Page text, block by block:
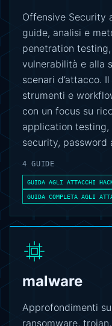
Offensive Security
guide, analisi e
penetration
vulnerabilità e alla
scenari d’attacco.
strumenti e
con un focus su
application
security,
4 GUIDE
GUIDA AGLI ATTACCHI
GUIDA COMPLETA AGLI
malware
Approfondimenti
ransomware,